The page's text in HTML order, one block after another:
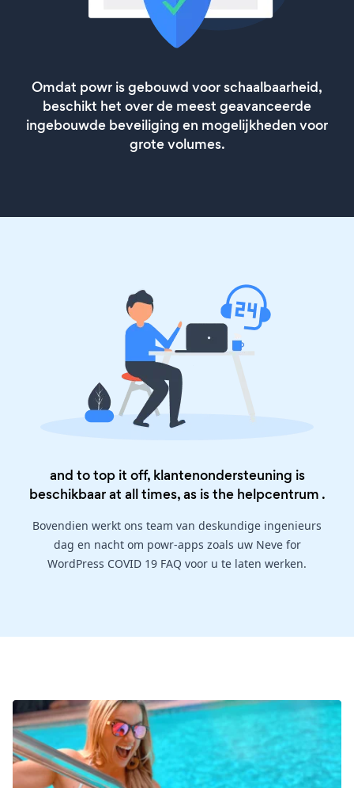
Omdat powr is gebouwd voor schaalbaarheid,
beschikt het over de meest geavanceerde
ingebouwde beveiliging en mogelijkheden voor
grote volumes.
and to top it off, klantenondersteuning is
beschikbaar at all times, as is the helpcentrum .
Bovendien werkt ons team van deskundige ingenieurs
dag en nacht om powr-apps zoals uw Neve for
WordPress COVID 19 FAQ voor u te laten werken.